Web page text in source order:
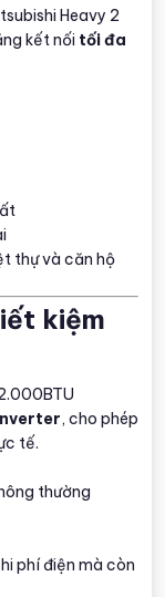
Heavy 2
kết nối tối đa
thự và căn hộ
kiệm
, cho phép
tế.
thường
phí điện mà còn